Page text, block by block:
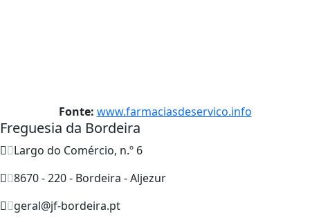
Fonte: www.farmaciasdeservico.info
Freguesia da Bordeira
Largo do Comércio, n.º 6
8670 - 220 - Bordeira - Aljezur
geral@jf-bordeira.pt